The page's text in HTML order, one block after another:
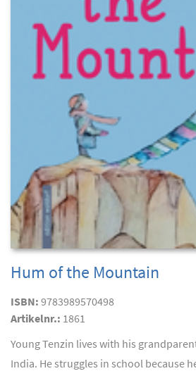
Hum of the Mountain
ISBN: 9783989570498
Artikelnr.: 1861
Young Tenzin lives with his
India. He struggles in school because